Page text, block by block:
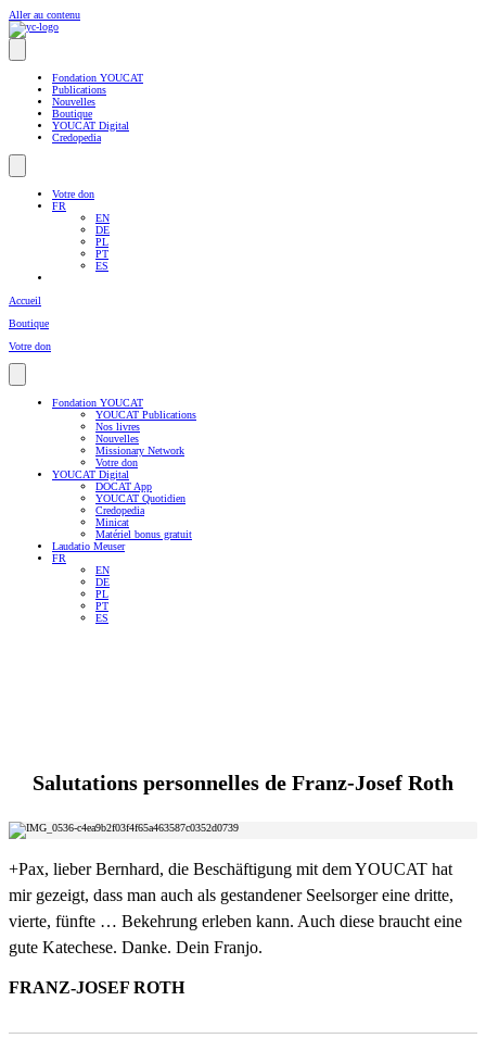
Aller au contenu
Fondation YOUCAT
Publications
Nouvelles
Boutique
YOUCAT Digital
Credopedia
Votre don
FR
EN
DE
PL
PT
ES
Accueil
Boutique
Votre don
Fondation YOUCAT
YOUCAT Publications
Nos livres
Nouvelles
Missionary Network
Votre don
YOUCAT Digital
DOCAT App
YOUCAT Quotidien
Credopedia
Minicat
Matériel bonus gratuit
Laudatio Meuser
FR
EN
DE
PL
PT
ES
Salutations personnelles de Franz-Josef Roth
+Pax, lieber Bernhard, die Beschäftigung mit dem YOUCAT hat
mir gezeigt, dass man auch als gestandener Seelsorger eine dritte,
vierte, fünfte … Bekehrung erleben kann. Auch diese braucht eine
gute Katechese. Danke. Dein Franjo.
FRANZ-JOSEF ROTH